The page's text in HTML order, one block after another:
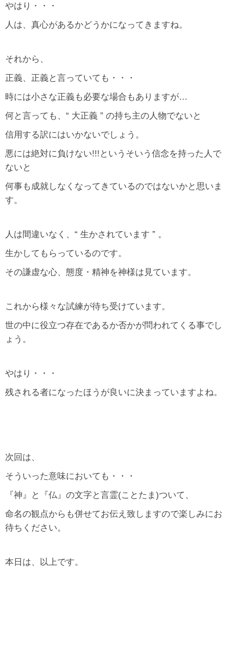
やはり・・・
人は、真心があるかどうかになってきますね。
それから、
正義、正義と言っていても・・・
時には小さな正義も必要な場合もありますが…
何と言っても、“ 大正義 ” の持ち主の人物でないと
信用する訳にはいかないでしょう。
悪には絶対に負けない!!!というそいう信念を持った人で
ないと
何事も成就しなくなってきているのではないかと思いま
す。
人は間違いなく、“ 生かされています ” 。
生かしてもらっているのです。
その謙虚な心、態度・精神を神様は見ています。
これから様々な試練が待ち受けています。
世の中に役立つ存在であるか否かが問われてくる事でし
ょう。
やはり・・・
残される者になったほうが良いに決まっていますよね。
次回は、
そういった意味においても・・・
『神』と『仏』の文字と言霊(ことたま)ついて、
命名の観点からも併せてお伝え致しますので楽しみにお
待ちください。
本日は、以上です。